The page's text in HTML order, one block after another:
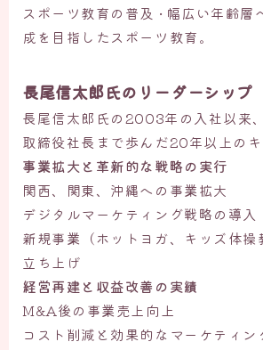
スポーツ教育の普及 • 幅広い年齢層
成を目指したスポーツ教育。
長尾信太郎氏のリーダーシップ
長尾信太郎氏の2003年の入社以来
取締役社長まで歩んだ20年以上の
事業拡大と革新的な戦略の実行
関西、関東、沖縄への事業拡大
デジタルマーケティング戦略の導入
新規事業（ホットヨガ、キッズ体操
立ち上げ
経営再建と収益改善の実績
M&A後の事業売上向上
コスト削減と効果的なマーケティン